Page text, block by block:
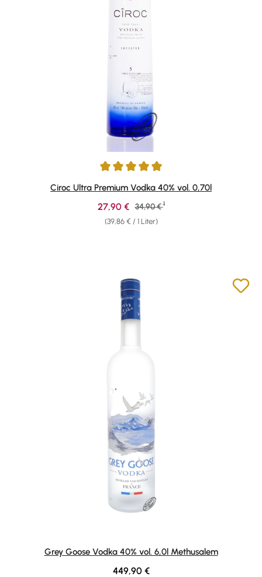
Durchschnittliche Bewertung von 4.93 von 5 Sternen
Ciroc Ultra Premium Vodka 40% vol. 0,70l
(39,86 € / 1 Liter)
Verkaufspreis:
27,90 € Regulärer Preis:
34,90 € 1
Grey Goose Vodka 40% vol. 6,0l Methusalem
Regulärer Preis:
449,90 €